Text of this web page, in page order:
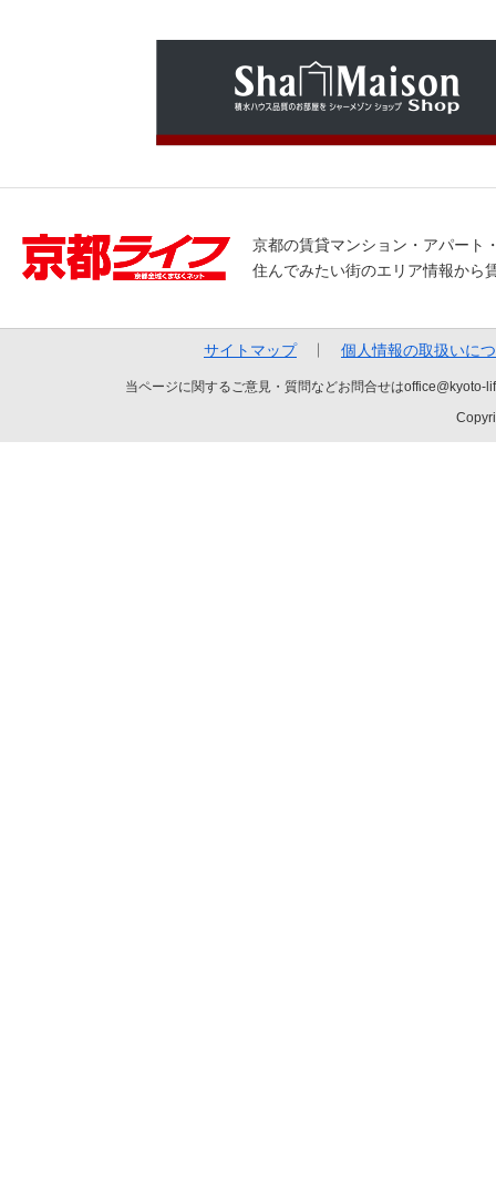
京都の賃貸マンション・アパート
住んでみたい街のエリア情報から
サイトマップ 個人情報の取扱いに
当ページに関するご意見・質問などお問合せは